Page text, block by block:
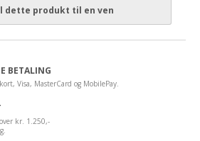
dette produkt til en ven
BETALING
Visa, MasterCard og MobilePay.
kr. 1.250,-